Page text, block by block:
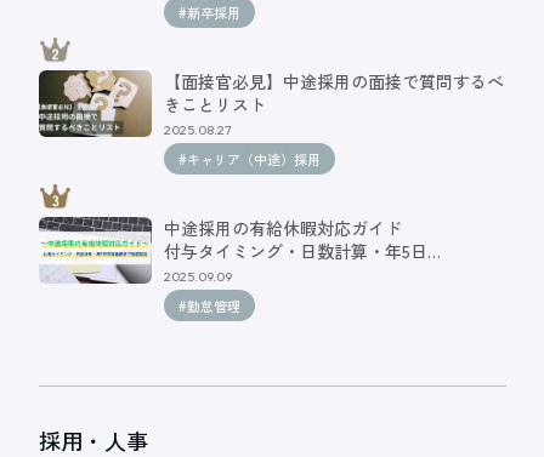
#新卒採用
【面接官必見】中途採用の面接で質問するべ
きことリスト
2025.08.27
#キャリア（中途）採用
中途採用の有給休暇対応ガイド
付与タイミング・日数計算・年5日…
2025.09.09
#勤怠管理
採用・人事